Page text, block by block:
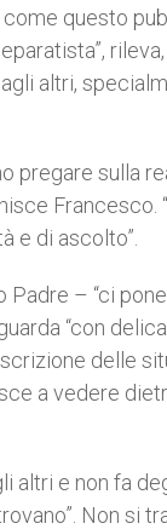
questo
altri,
pregare sulla
Francesco.
e di ascolto”.
– “ci
“con
delle
a vedere
altri e non fa
Non si